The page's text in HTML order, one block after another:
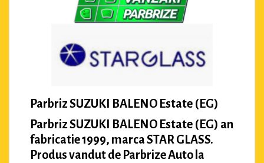
Parbriz SUZUKI BALENO Estate (EG)
Parbriz SUZUKI BALENO Estate (EG) an
fabricatie 1999, marca STAR GLASS.
Produs vandut de Parbrize Auto la